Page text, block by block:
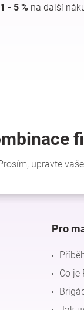
- 5 % na další
Pro
Co je